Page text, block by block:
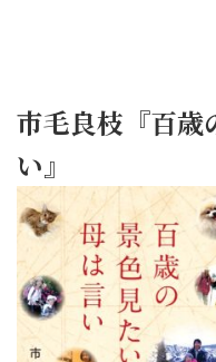
市毛良枝『百歳
い』